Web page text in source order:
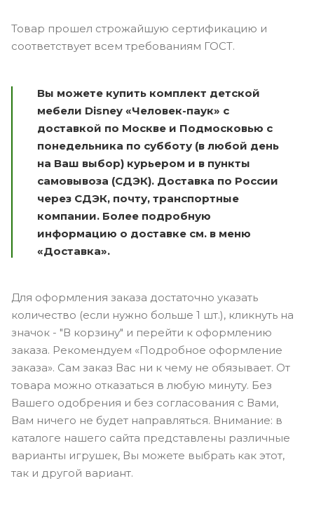
Товар прошел строжайшую сертификацию и
соответствует всем требованиям ГОСТ.
Вы можете купить комплект детской
мебели Disney «Человек-паук» с
доставкой по Москве и Подмосковью с
понедельника по субботу (в любой день
на Ваш выбор) курьером и в пункты
самовывоза (СДЭК). Доставка по России
через СДЭК, почту, транспортные
компании. Более подробную
информацию о доставке см. в меню
«Доставка».
Для оформления заказа достаточно указать
количество (если нужно больше 1 шт.), кликнуть на
значок - "В корзину" и перейти к оформлению
заказа. Рекомендуем «Подробное оформление
заказа». Сам заказ Вас ни к чему не обязывает. От
товара можно отказаться в любую минуту. Без
Вашего одобрения и без согласования с Вами,
Вам ничего не будет направляться. Внимание: в
каталоге нашего сайта представлены различные
варианты игрушек, Вы можете выбрать как этот,
так и другой вариант.